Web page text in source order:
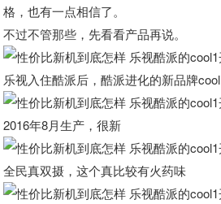
格，也有一点相信了。
不过不管那些，先看看产品再说。
乐视入住酷派后，酷派进化的新品牌cool
2016年8月生产，很新
全民真双摄，这个真比较有火药味